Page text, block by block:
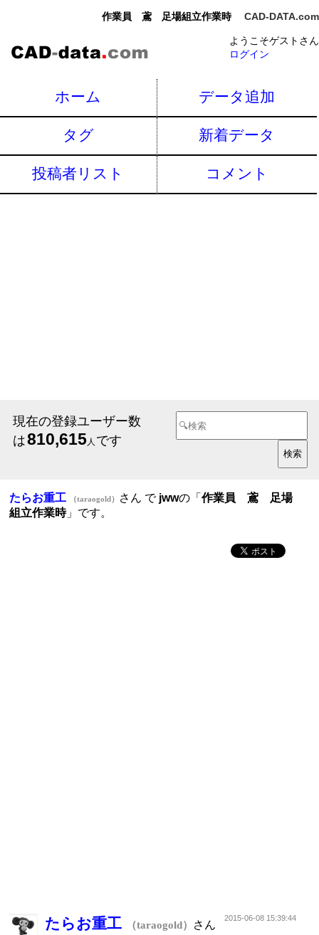
作業員 鳶 足場組立作業時 CAD-DATA.com
ようこそゲストさん
ログイン
ホーム データ追加
タグ 新着データ
投稿者リスト コメント
現在の登録ユーザー数
は810,615人 です
たらお重工 （taraogold） さん で jwwの「作業員 鳶 足場
組立作業時」です。
たらお重工 （taraogold） さん
2015-06-08 15:39:44